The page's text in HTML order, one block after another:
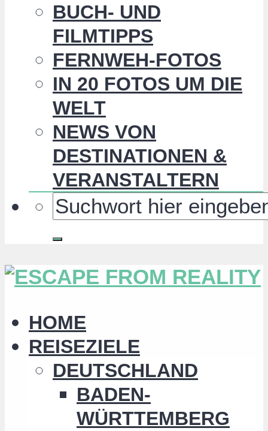
BUCH- UND
FILMTIPPS
FERNWEH-FOTOS
IN 20 FOTOS UM DIE
WELT
NEWS VON
DESTINATIONEN &
VERANSTALTERN
HOME
REISEZIELE
DEUTSCHLAND
BADEN-
WÜRTTEMBERG